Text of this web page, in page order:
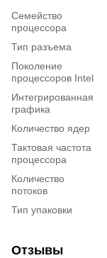
Семейство
процессора
Тип разъема
Поколение
процессоров Intel
Интегрированная
графика
Количество ядер
Тактовая частота
процессора
Количество
потоков
Тип упаковки
Отзывы